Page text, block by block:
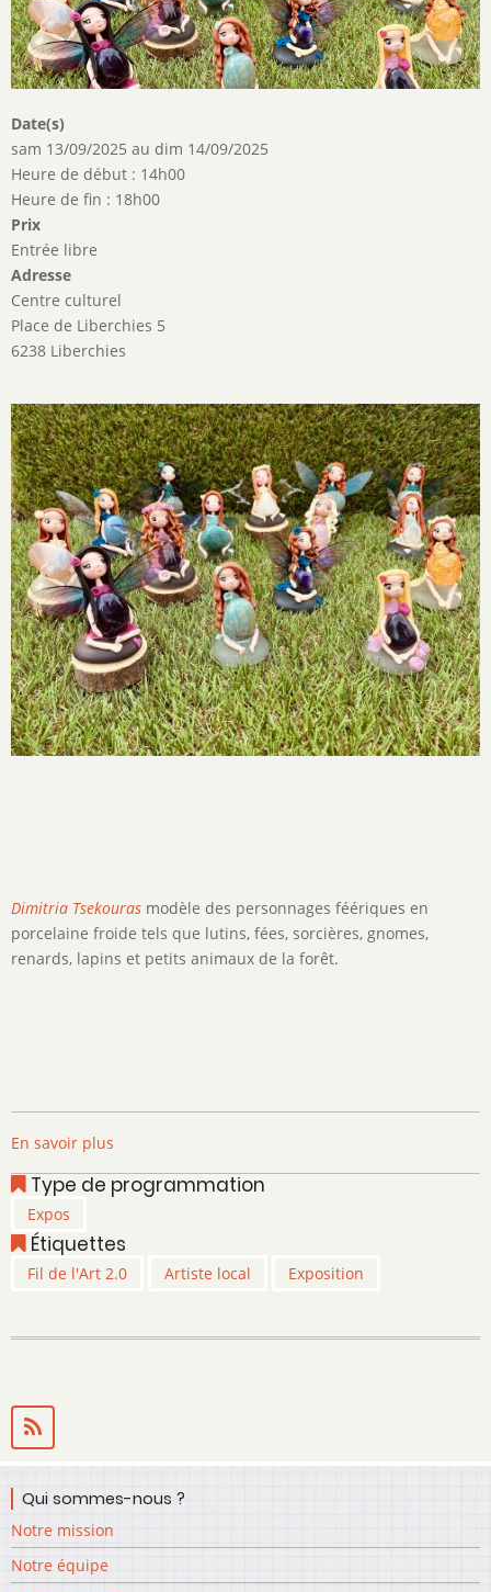
Date(s)
sam 13/09/2025 au dim 14/09/2025
Heure de début : 14h00
Heure de fin : 18h00
Prix
Entrée libre
Adresse
Centre culturel
Place de Liberchies 5
6238 Liberchies
Image
Dimitria Tsekouras modèle des personnages féériques en
porcelaine froide tels que lutins, fées, sorcières, gnomes,
renards, lapins et petits animaux de la forêt.
En savoir plus
Dimitria
Tsekouras
Fil
de
Type de programmation
Expos
Étiquettes
Fil de l'Art 2.0 Artiste local Exposition
Qui sommes-nous ?
Notre mission
Notre équipe